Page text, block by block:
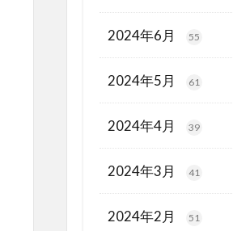
2024年6月 55
2024年5月 61
2024年4月 39
2024年3月 41
2024年2月 51